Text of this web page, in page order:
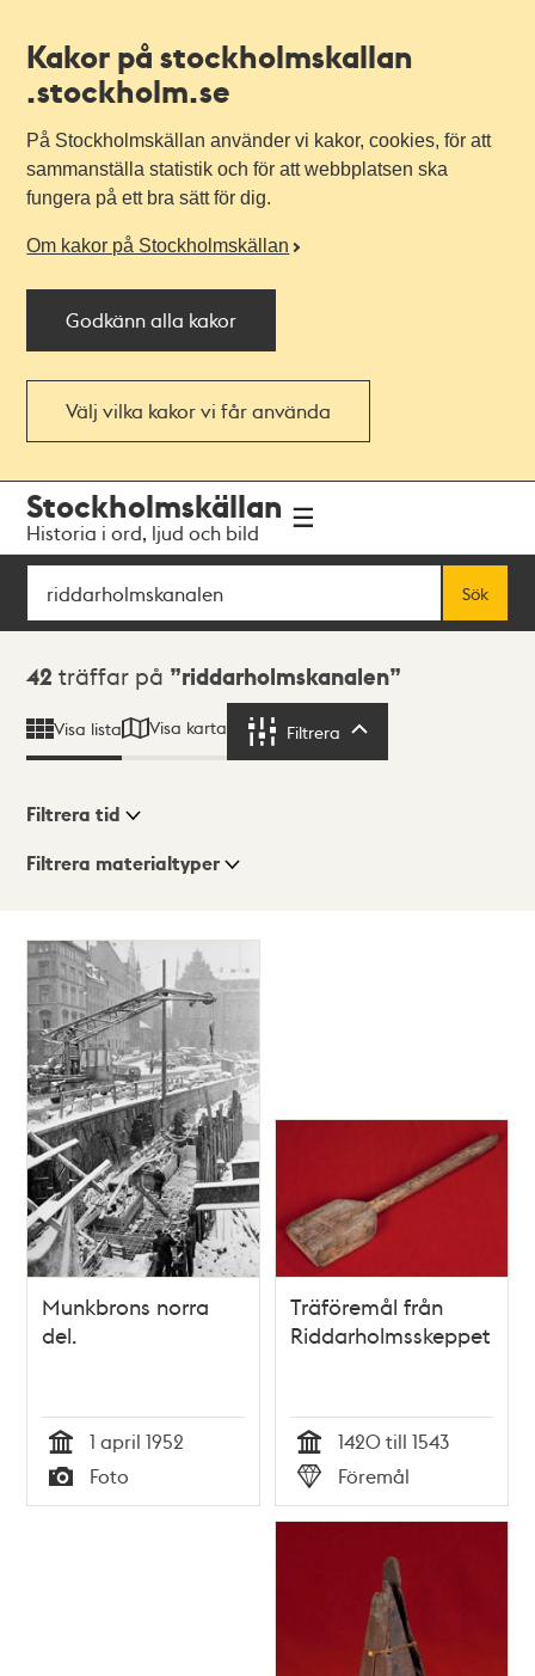
Kakor på stockholmskallan
.stockholm.se
På Stockholmskällan använder vi kakor, cookies, för att
sammanställa statistik och för att webbplatsen ska
fungera på ett bra sätt för dig.
Om kakor på Stockholmskällan
Godkänn alla kakor
Välj vilka kakor vi får använda
navigationen
huvudinnehållet
Stockholmskällan
Historia i ord, ljud och bild
Sök
Sök
Sökresultat
42 träffar på riddarholmskanalen
Visa lista Visa karta Filtrera
Visningsläge
Lista
Karta
Filtrera tid
Filtrera materialtyper
träffar
Munkbrons norra
del.
Tid
1 april 1952
Typ
Foto
Träföremål från
Riddarholmsskeppet
Tid
1420 till 1543
Typ
Föremål